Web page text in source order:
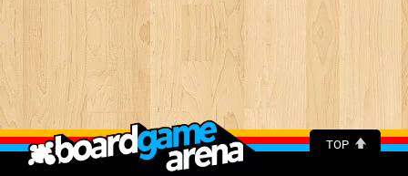
TOP